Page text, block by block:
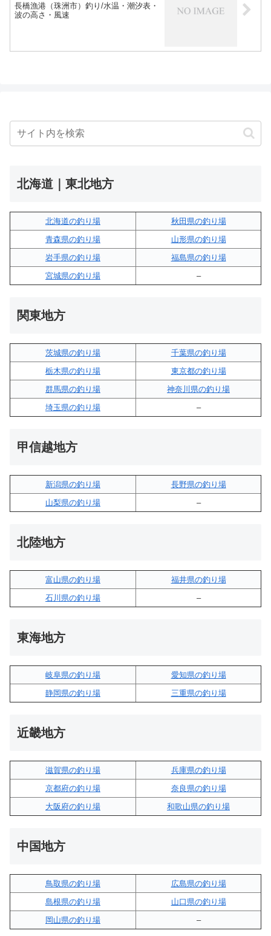
長橋漁港（珠洲市）釣り/水温・潮汐表・
波の高さ・風速
北海道｜東北地方
北海道の釣り場
秋田県の釣り場
青森県の釣り場
山形県の釣り場
岩手県の釣り場
福島県の釣り場
宮城県の釣り場
–
関東地方
茨城県の釣り場
千葉県の釣り場
栃木県の釣り場
東京都の釣り場
群馬県の釣り場
神奈川県の釣り場
埼玉県の釣り場
–
甲信越地方
新潟県の釣り場
長野県の釣り場
山梨県の釣り場
–
北陸地方
富山県の釣り場
福井県の釣り場
石川県の釣り場
–
東海地方
岐阜県の釣り場
愛知県の釣り場
静岡県の釣り場
三重県の釣り場
近畿地方
滋賀県の釣り場
兵庫県の釣り場
京都府の釣り場
奈良県の釣り場
大阪府の釣り場
和歌山県の釣り場
中国地方
鳥取県の釣り場
広島県の釣り場
島根県の釣り場
山口県の釣り場
岡山県の釣り場
–